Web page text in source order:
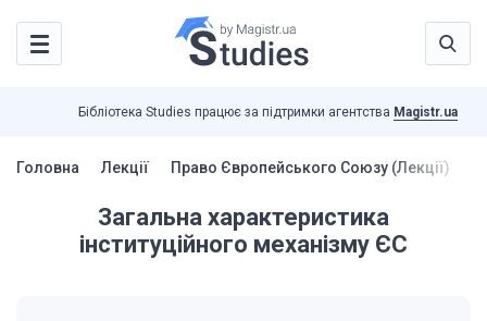
Бібліотека Studies працює за підтримки агентства Magistr.ua
Головна Лекції Право Європейського Союзу (Лекції)
Загальна характеристика
інституційного механізму ЄС